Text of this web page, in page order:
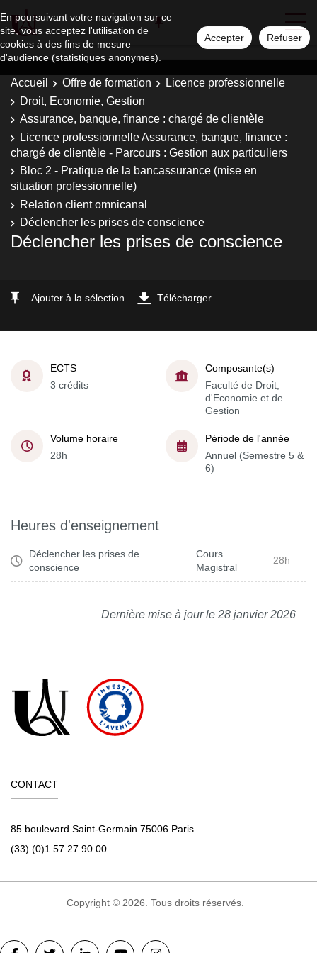
En poursuivant votre navigation sur ce
site, vous acceptez l'utilisation de
cookies à des fins de mesure
d'audience (statistiques anonymes).
Accepter Refuser
Accueil Offre de formation
Licence professionnelle
Droit, Economie, Gestion
Assurance, banque, finance : chargé de clientèle
Licence professionnelle Assurance, banque, finance :
chargé de clientèle - Parcours : Gestion aux particuliers
Bloc 2 - Pratique de la bancassurance (mise en
situation professionnelle)
Relation client omnicanal
Déclencher les prises de conscience
Déclencher les prises de conscience
Ajouter à la sélection Télécharger
ECTS
3 crédits
Composante(s)
Faculté de Droit,
d'Economie et de
Gestion
Volume horaire
28h
Période de l'année
Annuel (Semestre 5 &
6)
Heures d'enseignement
Déclencher les prises de
conscience
Cours
Magistral
28h
Dernière mise à jour le 28 janvier 2026
CONTACT
85 boulevard Saint-Germain 75006 Paris
(33) (0)1 57 27 90 00
Copyright © 2026. Tous droits réservés.